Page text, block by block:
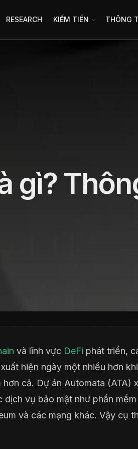
RESEARCH KIẾM TIỀN THÔNG
gì?
và lĩnh vực DeFi phát triển,
hiện ngày một nhiều hơn
cả. Dự án Automata (ATA)
vụ bảo mật như phần mềm
và các mạng khác. Vậy cụ